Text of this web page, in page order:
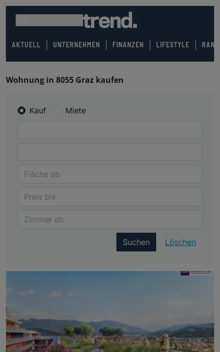
AKTUELL UNTERNEHMEN FINANZEN LIFESTYLE
Wohnung in 8055 Graz kaufen
Kauf Miete
Suchen Löschen